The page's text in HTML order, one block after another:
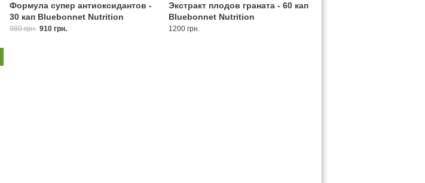
Формула супер антиоксидантов -
30 кап Bluebonnet Nutrition
980 грн. 910 грн.
Экстракт плодов граната - 60 кап
Bluebonnet Nutrition
1200 грн.